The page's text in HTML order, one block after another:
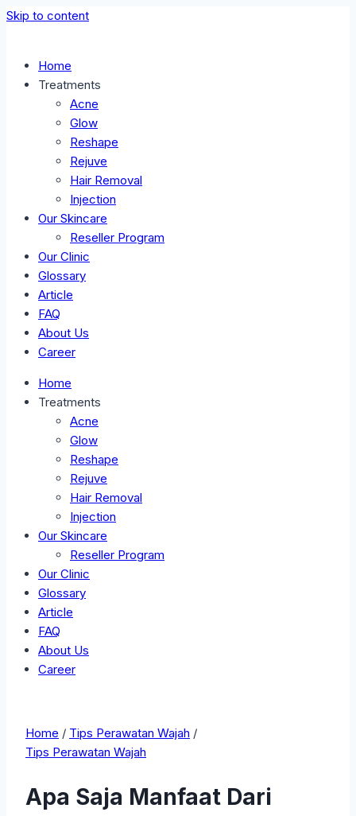
Skip to content
Home
Treatments
Acne
Glow
Reshape
Rejuve
Hair Removal
Injection
Our Skincare
Reseller Program
Our Clinic
Glossary
Article
FAQ
About Us
Career
Home
Treatments
Acne
Glow
Reshape
Rejuve
Hair Removal
Injection
Our Skincare
Reseller Program
Our Clinic
Glossary
Article
FAQ
About Us
Career
Home / Tips Perawatan Wajah /
Tips Perawatan Wajah
Apa Saja Manfaat Dari